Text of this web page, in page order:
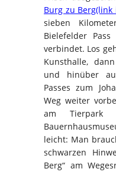
Burg zu
sieben
Bielefelder
verbindet. Los
Kunsthalle,
und hinüber
Passes zum
Weg weiter
am Tierpark
leicht: Man
schwarzen
Berg“ am